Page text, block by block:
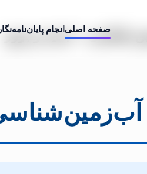
صفحه اصلی انجام پایان‌نامه
شناسی + جدید و بروز